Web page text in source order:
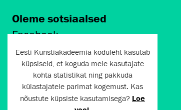
Oleme sotsiaalsed
Facebook
Twitter
LinkedIn
Flickr
Vimeo
YouTube
Eesti Kunstiakadeemia koduleht kasutab
küpsiseid, et koguda meie kasutajate
kohta statistikat ning pakkuda
külastajatele parimat kogemust. Kas
nõustute küpsiste kasutamisega? Loe